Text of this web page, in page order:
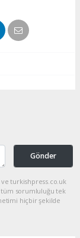
Gönder
turkishpress.co.uk
tüm sorumluluğu tek
hiçbir şekilde